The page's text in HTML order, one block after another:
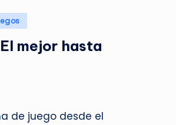
mejor hasta
de juego desde el